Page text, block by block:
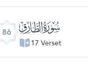
86 ﰃ
17 Verset